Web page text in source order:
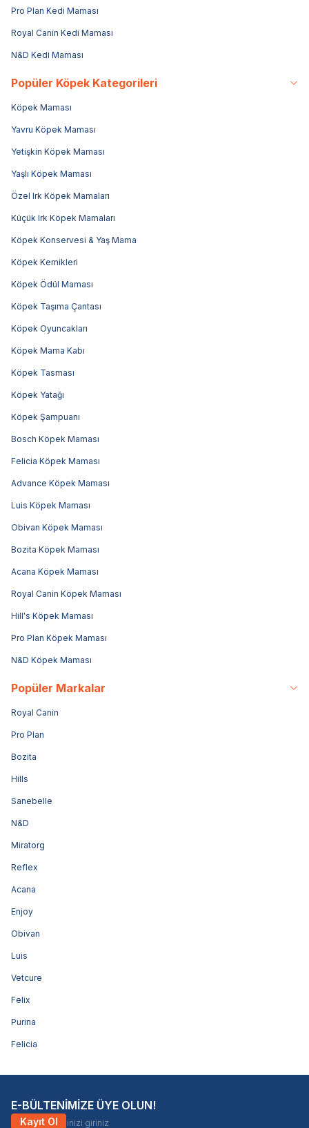
Pro Plan Kedi Maması
Royal Canin Kedi Maması
N&D Kedi Maması
Popüler Köpek Kategorileri
Köpek Maması
Yavru Köpek Maması
Yetişkin Köpek Maması
Yaşlı Köpek Maması
Özel Irk Köpek Mamaları
Küçük Irk Köpek Mamaları
Köpek Konservesi & Yaş Mama
Köpek Kemikleri
Köpek Ödül Maması
Köpek Taşıma Çantası
Köpek Oyuncakları
Köpek Mama Kabı
Köpek Tasması
Köpek Yatağı
Köpek Şampuanı
Bosch Köpek Maması
Felicia Köpek Maması
Advance Köpek Maması
Luis Köpek Maması
Obivan Köpek Maması
Bozita Köpek Maması
Acana Köpek Maması
Royal Canin Köpek Maması
Hill's Köpek Maması
Pro Plan Köpek Maması
N&D Köpek Maması
Popüler Markalar
Royal Canin
Pro Plan
Bozita
Hills
Sanebelle
N&D
Miratorg
Reflex
Acana
Enjoy
Obivan
Luis
Vetcure
Felix
Purina
Felicia
E-BÜLTENİMİZE ÜYE OLUN!
Kayıt Ol